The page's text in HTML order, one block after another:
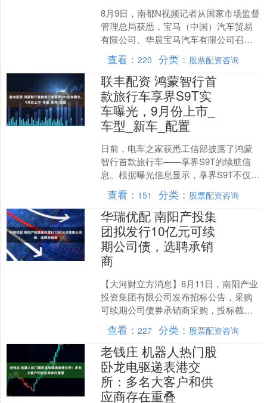
8月9日，南都N视频记者从国家市场监督
管理总局获悉，宝马（中国）汽车贸易
有限公司、华晨宝马汽车有限公司召回
合计超23万辆的进口及国产汽车。 召回
汽车。 8月8日....
查看：220 分类： 股票配资咨询
联丰配资 鸿蒙智行首
款旅行车享界S9T实
车曝光，9月份上市_
车型_新车_配置
日前，电车之家获悉工信部披露了鸿蒙
智行首款旅行车——享界S9T的续航信
息。根据曝光信息显示，享界S9T不仅在
外观设计上延续了享界S9的家族式风
格，更在续航能力、....
查看： 151 分类： 股票配资咨询
华瑞优配 南阳产投集
团拟发行10亿元可续
期公司债，选聘承销
商
【大河财立方消息】8月11日，南阳产业
投资集团有限公司发布招标公告，采购
可续期公司债券承销商采购，投标截止
时间为2025年9月2日上午9时。 南阳产
投集团拟申报....
查看：227 分类： 股票配资咨询
老钱庄 机器人热门股
卧龙电驱递表港交
所：多名大客户和供
应商存在重叠